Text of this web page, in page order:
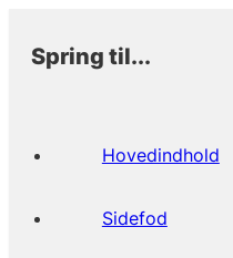
Spring til...
Hovedindhold
Sidefod